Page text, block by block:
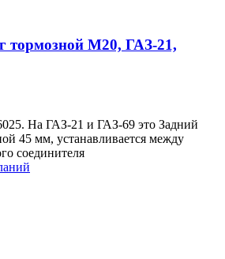
тормозной М20, ГАЗ-21,
На ГАЗ-21 и ГАЗ-69 это Задний
45 мм, устанавливается между
соединителя